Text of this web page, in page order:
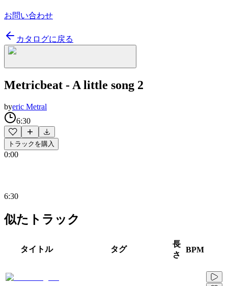
お問い合わせ
カタログに戻る
Metricbeat - A little song 2
byeric Metral
6:30
トラックを購入
0:00
6:30
似たトラック
タイトル タグ
長
さ
BPM